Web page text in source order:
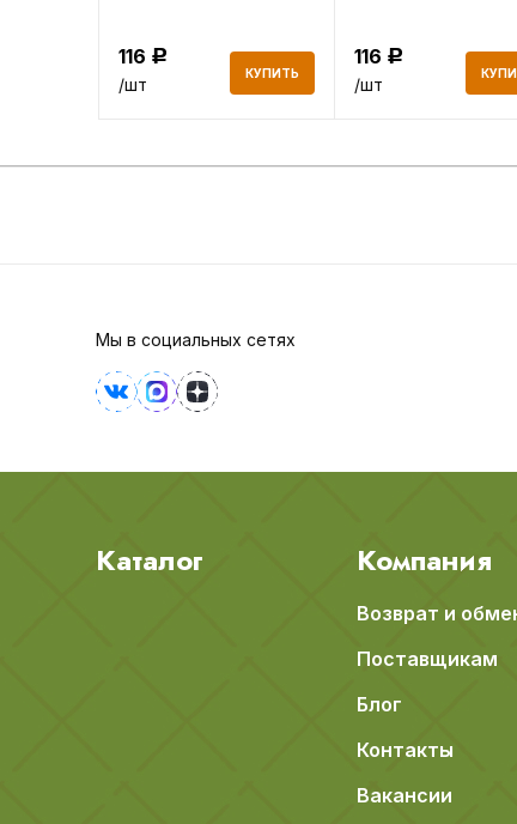
116 Р
/шт
КУПИТЬ
116 Р
/шт
Мы в социальных сетях
Каталог Компания
Возврат и
Поставщикам
Блог
Контакты
Вакансии